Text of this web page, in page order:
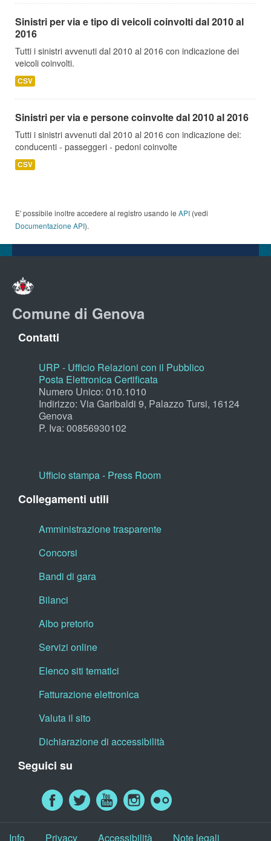
Sinistri per via e tipo di veicoli coinvolti dal 2010 al
2016
Tutti i sinistri avvenuti dal 2010 al 2016 con indicazione dei
veicoli coinvolti.
CSV
Sinistri per via e persone coinvolte dal 2010 al 2016
Tutti i sinistri avvenuti dal 2010 al 2016 con indicazione dei:
conducenti - passeggeri - pedoni coinvolte
CSV
E' possibile inoltre accedere al registro usando le API (vedi
Documentazione API).
Comune di Genova
Contatti
URP - Ufficio Relazioni con il Pubblico
Posta Elettronica Certificata
Numero Unico: 010.1010
Indirizzo: Via Garibaldi 9, Palazzo Tursi, 16124
Genova
P. Iva: 00856930102
Ufficio stampa - Press Room
Collegamenti utili
Amministrazione trasparente
Concorsi
Bandi di gara
Bilanci
Albo pretorio
Servizi online
Elenco siti tematici
Fatturazione elettronica
Valuta il sito
Dichiarazione di accessibilità
Seguici su
Info Privacy Accessibilità Note legali